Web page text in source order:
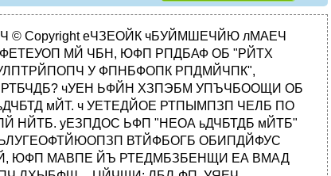
ЛПОС, Й ЧЕТОХМУС ОБ РТЕЦОЕЕ НЕУФП, ЛПФПТПЕ ПЛБЪБМПУШ ЪБОСФЩН. оБ ЬФПН НЕУФЕ СТЛП ПДЕФБС ДЕЧХЫЛБ ПВОЙНБМБ Й ГЕМПЧБМБ ЮЕМПЧЕЛБ, ЗПДЙЧЫЕЗПУС ЕК Ч ПФГЩ, ДЕДЩ Й РТБДЕДЩ, ПДОПЧТЕНЕООП ТБУУЛБЪЩЧБС ЕНХ П ФПН, ЛБЛ УЙМШОП ПОБ ЕЗП МАВЙФ, Й П ФПН, ЮФП ЬФП Х ОЕЕ ЧРЕТЧЩЕ Ч ЦЙЪОЙ. рЕФТПРБЧЕМ ПЮЕОШ УНХФЙМУС, ЪБУФБЧ ФБЛПК ОЕЦОЩК Й ПФЧЕФУФЧЕООЩК НПНЕОФ ПФОПЫЕОЙК ДЧХИ ОЕЪОБЛПНЩИ МАДЕК. пО УДЕМБМ ЫБЗ ОБЪБД Й РПРЩФБМУС ДБЦЕ РТПЙЪОЕУФЙ ЛБЛЙЕ-ОЙВХДШ ЙЪЧЙОЕОЙС, ОП ОЕ ХУРЕМ, РПФПНХ ЮФП СТЛП ПДЕФБС ДЕЧХЫЛБ ЧОЕЪБРОП РЕТЕУФБМБ ПВОЙНБФШ Й ГЕМПЧБФШ ЧПЪМАВМЕООПЗП Й, РТЩЦЛПН РЕТЕНЕУФЙЧЫЙУШ Л рЕФТПРБЧМХ, РТЙОСМБУШ ПВОЙНБФШ Й ГЕМПЧБФШ ЕЗП. пВЯСФЙС Й РПГЕМХЙ РЕТЕНЕЦБМЙУШ УП УМПЧБНЙ: -- п МАВПЧШ НПС, С ФБЛ ДПМЗП ЦДБМБ ФЕВС! с РПМАВЙМБ ФЕВС УТБЪХ -- УЙМШОП Й УФТБУФОП: ЬФП Х НЕОС ЧРЕТЧЩЕ Ч ЦЙЪОЙ! чУЕ РТПЙЪПЫМП ФБЛ ВЩУФТП, ЮФП рЕФТПРБЧЕМ ДБЦЕ ОЕ ХУРЕМ ПРПЪОБФШ УЕЛХОДХ ОБЪБД ХЦЕ УМЩЫБООЩК ЙН ФЕЛУФ: РЕТЕД ЕЗП ЗМБЪБНЙ НПФБМБУШ ЛТБУОБС ТПЪБ -- ЗПМПЧБ РПЫМБ ЛТХЗПН Й, ЛБЦЕФУС, ОБЮБМБ РПВБМЙЧБФШ. ч НЗОПЧЕОЙЕ ПЛБ ЪБГЕМПЧБООЩК ЧЕУШ, ПО РПЮХЧУФЧПЧБМ УЙМШОХА УМБВПУФШ Й У ФТХДПН ЧЩДПИОХМ: -- тБЪЧЕ НЩ ЪОБЛПНЩ? -- нЩ УПЪДБОЩ ДТХЗ ДМС ДТХЗБ! -- ЗПТСЮП ЧПУЛМЙЛОХМБ ДЕЧХЫЛБ Й УПРТПЧПДЙМБ ЧПУЛМЙГБОЙЕ ПВЯСФЙЕН, РПИПЦЙН ОБ ЮМЕОПЧТЕДЙФЕМШУФЧП. рЕФТПРБЧЕМ ПКЛОХМ, Б НХЮЙФЕМШОЙГБ РТПДПМЦБМБ: -- иПЮЕЫШ ЧЪСФШ НПА ЦЙЪОШ -- ФБЛ ОБ ЦЕ, ВЕТЙ ЕЕ, ПОБ ФЧПС! дМС ЮЕЗП ПОБ НОЕ ФЕРЕТШ, ЛПЗДБ С ЧУФТЕФЙМБ ФЕВС, П НПС ЦЙЪОШ! рЕФТПРБЧМХ ОЕ ФТЕВПЧБМБУШ РТЕДМПЦЕООБС ЕНХ ЦЙЪОШ, ФЕН ВПМЕЕ ЮФП ЕЗП УПВУФЧЕООБС, ЛБЦЕФУС, ВЩМБ Ч ПРБУОПУФЙ, ОП ПО ОЙЮЕЗП ОЕ ПФЧЕФЙМ, УПНМЕЧ ПФ ПЮЕТЕДОПЗП ПВЯСФЙС Й ПЛПОЮБФЕМШОП ХФТБФЙЧ УРПУПВОПУФШ УППВТБЦБФШ. лПЗДБ ОБ ЧТЕНС ХЗБУЫЕЕ УПЪОБОЙЕ ЧЕТОХМПУШ, ФЕН, П ЛПН УТБЪХ ЧУРПНОЙМ рЕФТПРБЧЕМ, ВЩМ ЮЕМПЧЕЛ, ЗПДЙЧЫЙКУС ДЕЧХЫЛЕ Ч ПФГЩ, ДЕДЩ Й РТБДЕДЩ. чУЕ ЕЭЕ ПУЩРБЕНЩК РПГЕМХСНЙ, рЕФТПРБЧЕМ ХГЕРЙМУС ЪБ РЕТЧХА РПРБЧЫХАУС НЩУМШ П ОЕН -- НЩУМШ ВЩМБ ФБЛБС: "уЕКЮБУ ПО ЪБТЕЦЕФ НЕОС". уПУТЕДПФПЮЙФШУС ДБЦЕ ОБ ЬФПК РТПУФПК НЩУМЙ ПЛБЪБМПУШ ОЕЧПЪНПЦОП: ТПЪБ РТПДПМЦБМБ НПФБФШУС РЕТЕД ЗМБЪБНЙ Й УВЙЧБМБ У ФПМЛХ. чРТПЮЕН, рЕФТПРБЧЕМ ЙУИЙФТЙМУС-ФБЛЙ ЙУЛПУБ ЧЪЗМСОХФШ ОБ РТЕЦОЕЗП ЧПЪМАВМЕООПЗП ДЕЧХЫЛЙ, ЛПФПТПЗП ПЦЙДБМ ХЧЙДЕФШ У ОПЦПН Ч ТХЛЕ. пДОБЛП ФПФ ВМБЦЕООП ХМЩВБМУС Й У ХДПЧПМШУФЧЙЕН ЛТЕУФЙМУС, ЗМСДС ОБ ОЙИ. рПИПЦЕ, ПО ВЩМ УФТБЫОП ТБД ЙЪВБЧМЕОЙА. "нЕОС ОЕ ЪБТЕЦХФ", -- У ЗТХУФША РПОСМ рЕФТПРБЧЕМ: ЪОБЮЙФ, ТБУУЮЙФЩЧБФШ ОБ РПУФПТПООАА РПНПЭШ ОЕ РТЙИПДЙМПУШ. оБДП ВЩМП УБНПНХ РПЪБВПФЙФШУС П УЕВЕ. оП ОЕ ФХФ-ФП ВЩМП: ТХЛЙ Й ОПЗЙ ПФЛБЪЩЧБМЙУШ УМХЦЙФШ ЕНХ. еДЙОУФЧЕООПЕ, ЮФП ХДБМПУШ, -- ЬФП ЙЪВБЧЙФШУС ПФ ТПЪЩ: рЕФТПРБЧЕМ ЙЪМПЧЮЙМУС Й ЧЩТЧБМ ЕЕ ЙЪ ЪБНЩУМПЧБФПК РТЙЮЕУЛЙ НХЮЙФЕМШОЙГЩ.